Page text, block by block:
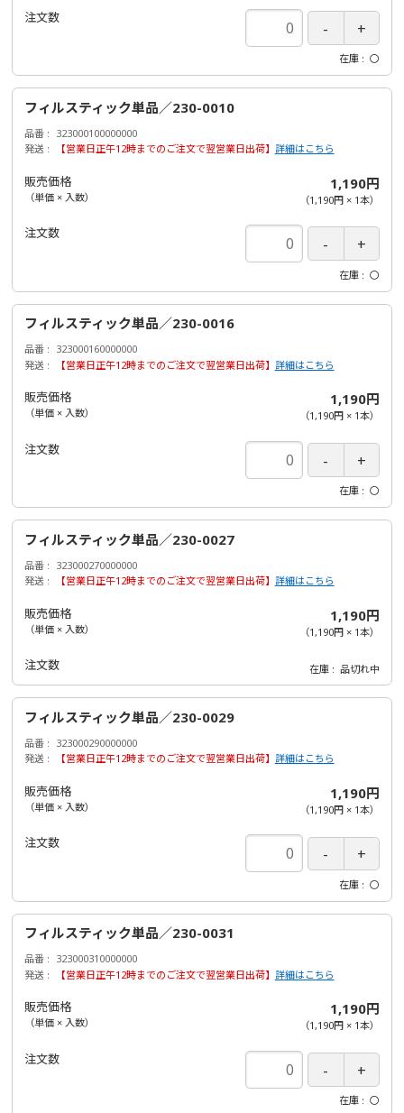
注文数
在庫 〇
フィルスティック単品／230-0010
品番
323000100000000
発送
【営業日正午12時までのご注文で翌営業日出荷】 詳細はこちら
販売価格
（単価 × 入数）
1,190円
（1,190円× 1本）
注文数
在庫 〇
フィルスティック単品／230-0016
品番
323000160000000
発送
【営業日正午12時までのご注文で翌営業日出荷】 詳細はこちら
販売価格
（単価 × 入数）
1,190円
（1,190円× 1本）
注文数
在庫 〇
フィルスティック単品／230-0027
品番
323000270000000
発送
【営業日正午12時までのご注文で翌営業日出荷】 詳細はこちら
販売価格
（単価 × 入数）
1,190円
（1,190円× 1本）
注文数 在庫 品切れ中
フィルスティック単品／230-0029
品番
323000290000000
発送
【営業日正午12時までのご注文で翌営業日出荷】 詳細はこちら
販売価格
（単価 × 入数）
1,190円
（1,190円× 1本）
注文数
在庫 〇
フィルスティック単品／230-0031
品番
323000310000000
発送
【営業日正午12時までのご注文で翌営業日出荷】 詳細はこちら
販売価格
（単価 × 入数）
1,190円
（1,190円× 1本）
注文数
在庫 〇